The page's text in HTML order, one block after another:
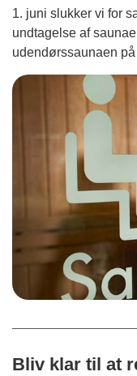
1. juni slukker vi for
undtagelse af
udendørssaunaen
Bliv klar til at